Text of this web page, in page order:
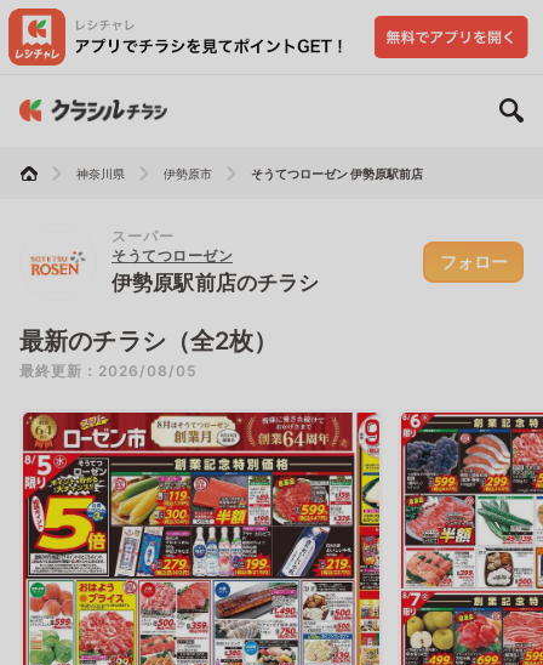
神奈川県 伊勢原市 そうてつローゼン 伊勢原駅前店
スーパー
そうてつローゼン
伊勢原駅前店のチラシ
フォロー
最新のチラシ（全2枚）
最終更新：2026/08/05